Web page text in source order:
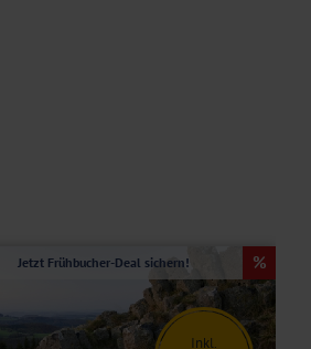
Inkl.
Jetzt Frühbucher-Deal sichern!